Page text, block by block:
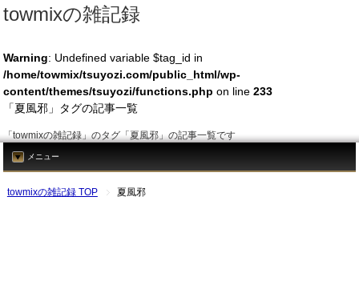
towmixの雑記録
Warning: Undefined variable $tag_id in
/home/towmix/tsuyozi.com/public_html/wp-
content/themes/tsuyozi/functions.php on line233
「夏風邪」タグの記事一覧
「towmixの雑記録」のタグ「夏風邪」の記事一覧です
メニュー
towmixの雑記録 TOP 夏風邪